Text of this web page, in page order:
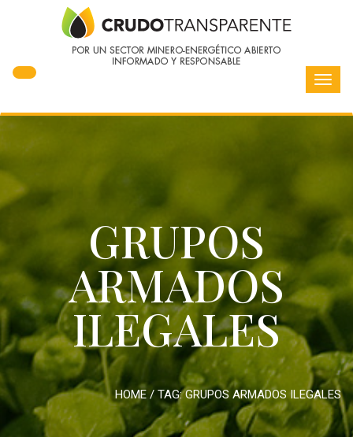
GRUPOS
ARMADOS
ILEGALES
HOME / TAG:GRUPOS ARMADOS ILEGALES